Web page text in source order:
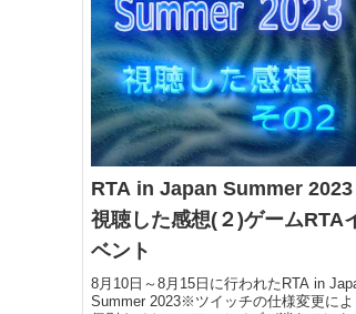
RTA in Japan Summer 2023
視聴した感想(２)ゲームRTA
ベント
8月10日～8月15日に行われたRTA in
Summer 2023※ツイッチの仕様変更によ